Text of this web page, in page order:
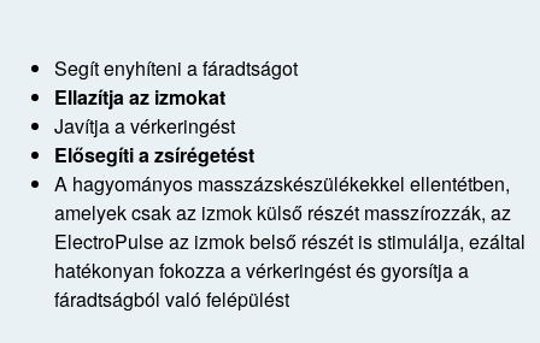
Segít enyhíteni a fáradtságot
Ellazítja az izmokat
Javítja a vérkeringést
Elősegíti a zsírégetést
A hagyományos masszázskészülékekkel ellentétben,
amelyek csak az izmok külső részét masszírozzák, az
ElectroPulse az izmok belső részét is stimulálja, ezáltal
hatékonyan fokozza a vérkeringést és gyorsítja a
fáradtságból való felépülést